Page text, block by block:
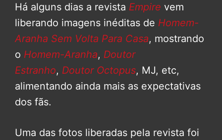
Há alguns dias a revista Empire vem
liberando imagens inéditas de Homem-
Aranha Sem Volta Para Casa, mostrando
o Homem-Aranha, Doutor
Estranho, Doutor Octopus, MJ, etc,
alimentando ainda mais as expectativas
dos fãs.
Uma das fotos liberadas pela revista foi